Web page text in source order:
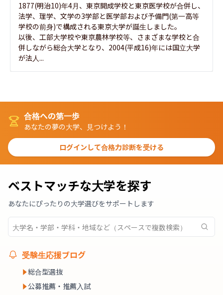
1877(明治10)年4月、東京開成学校と東京医学校が合併し、
法学、理学、文学の3学部と医学部および予備門(第一高等
学校の前身)で構成される東京大学が誕生しました。
以後、工部大学校や東京農林学校等、さまざまな学校と合
併しながら総合大学となり、2004(平成16)年には国立大学
が法人...
合格への第一歩
あなたの夢の大学、見つけよう！
ログインして合格力診断を受ける
ベストマッチな大学を探す
あなたにぴったりの大学選びをサポートします
受験生応援ブログ
総合型選抜
公募推薦・推薦入試